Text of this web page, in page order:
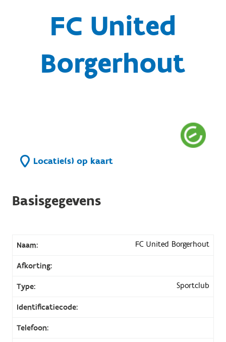
FC United
Borgerhout
Locatie(s) op kaart
Basisgegevens
Naam: FC United Borgerhout
Afkorting:
Type: Sportclub
Identificatiecode:
Telefoon: